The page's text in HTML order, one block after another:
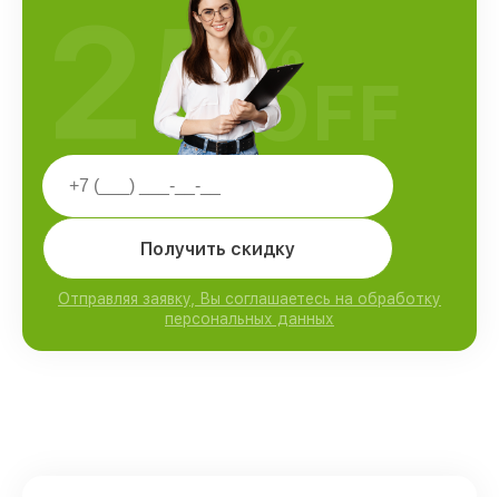
Получить скидку
Отправляя заявку, Вы соглашаетесь на обработку
персональных данных
25%
OFF